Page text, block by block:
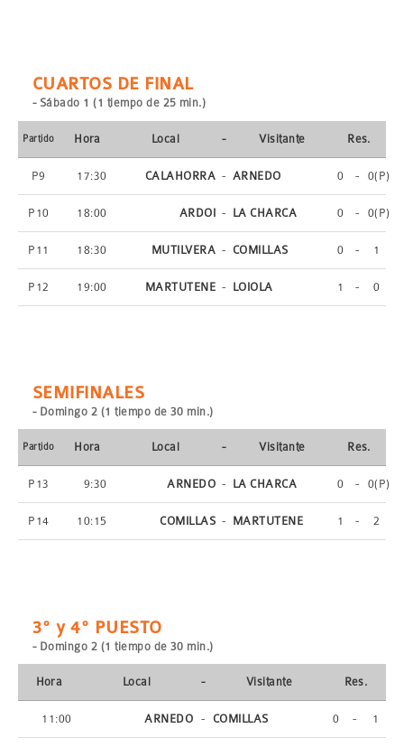
CUARTOS DE FINAL
- Sábado 1 (1 tiempo de 25 min.)
Partido Hora Local - Visitante Res.
P9 17:30 CALAHORRA - ARNEDO 0 - 0(P)
P10 18:00 ARDOI - LA CHARCA 0 - 0(P)
P11 18:30 MUTILVERA - COMILLAS 0 - 1
P12 19:00 MARTUTENE - LOIOLA 1 - 0
SEMIFINALES
- Domingo 2 (1 tiempo de 30 min.)
Partido Hora Local - Visitante Res.
P13 9:30 ARNEDO - LA CHARCA 0 - 0(P)
P14 10:15 COMILLAS - MARTUTENE 1 - 2
3º y 4º PUESTO
- Domingo 2 (1 tiempo de 30 min.)
Hora Local - Visitante Res.
11:00 ARNEDO - COMILLAS 0 - 1